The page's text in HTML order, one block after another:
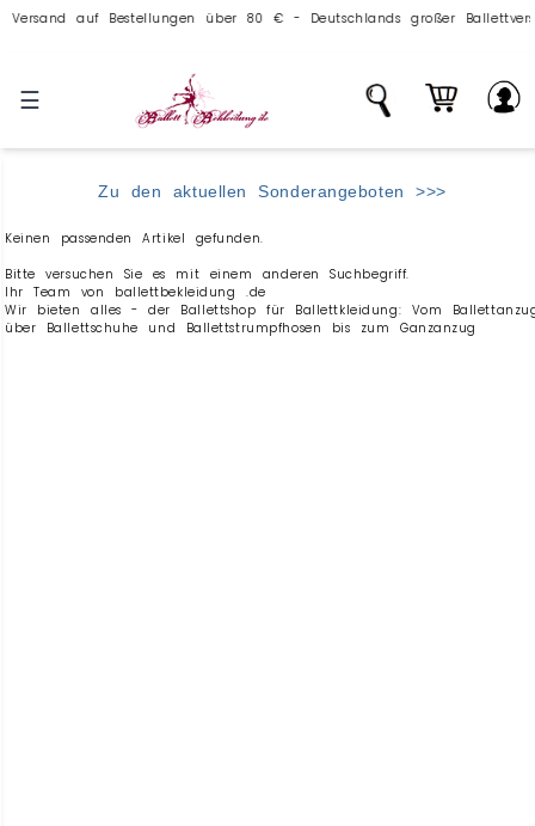
auf Bestellungen über 80 € - Deutschlands großer Ballettversand.
☰
Zu den aktuellen Sonderangeboten >>>
Keinen passenden Artikel gefunden.
Bitte versuchen Sie es mit einem anderen Suchbegriff.
Ihr Team von ballettbekleidung .de
Wir bieten alles - der Ballettshop für Ballettkleidung: Vom
über Ballettschuhe und Ballettstrumpfhosen bis zum Ganzanzug